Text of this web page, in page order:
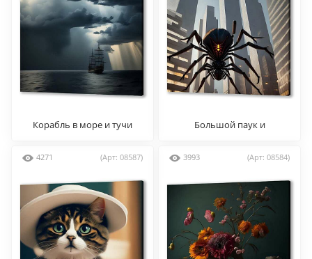
Корабль в море и тучи
Большой паук и
4271 (Арт: 08587) 3993 (Арт: 08584)